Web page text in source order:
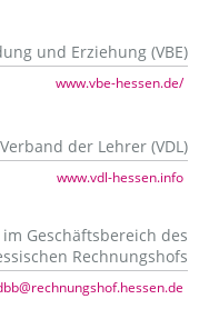
und Erziehung (VBE)
www.vbe-hessen.de/
Verband der Lehrer (VDL)
www.vdl-hessen.info
Geschäftsbereich des
Rechnungshofs